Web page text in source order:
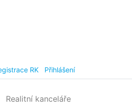
RK Přihlášení
Realitní kanceláře